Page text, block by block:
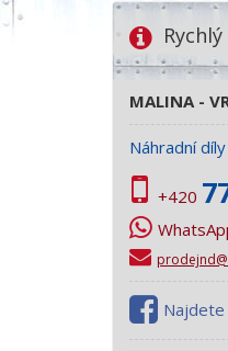
MALINA -
Náhradní díly
+420
Najdete